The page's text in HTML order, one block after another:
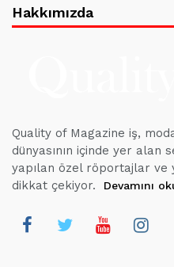
Hakkımızda
Quality of Magazine iş,
dünyasının içinde yer alan
yapılan özel röportajlar ve
dikkat çekiyor.
Devamını